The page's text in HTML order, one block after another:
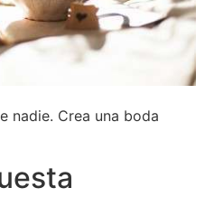
nadie. Crea una boda